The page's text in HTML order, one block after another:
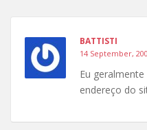
BATTISTI
14 September,
Eu
endereço do